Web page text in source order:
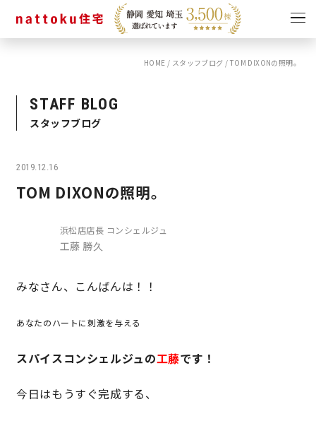
キャンペーン
ショールーム
スタッフブログ
営業時間／10:00～20:00 定休日／年末年始
HOME / スタッフブログ / TOM DIXONの照明。
STAFF BLOG
スタッフブログ
2019.12.16
TOM DIXONの照明。
浜松店店長 コンシェルジュ
工藤 勝久
みなさん、こんばんは！！
あなたのハートに刺激を与える
スパイスコンシェルジュの工藤です！
今日はもうすぐ完成する、